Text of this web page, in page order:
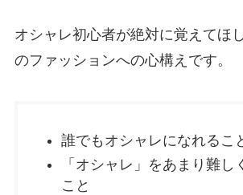
オシャレ初心者が絶対に覚えてほ
のファッションへの心構えです。
誰でもオシャレになれるこ
「オシャレ」をあまり難し
こと